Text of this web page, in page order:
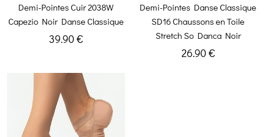
Demi-Pointes Cuir 2038W
Capezio Noir Danse Classique
39.90 €
Demi-Pointes Danse Classique
SD16 Chaussons en Toile
Stretch So Danca Noir
26.90 €